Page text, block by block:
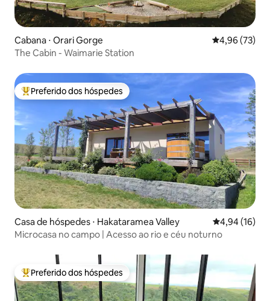
Cabana ⋅ Orari Gorge 4,96 de uma
4,96 (73)
The Cabin - Waimarie Station
Entre os melhores preferidos dos hóspedes
Preferido dos hóspedes
Casa de hóspedes ⋅ Hakataramea Valley 4,94 de uma
4,94 (16)
Microcasa no campo | Acesso ao rio e céu noturno
Entre os melhores preferidos dos hóspedes
Preferido dos hóspedes